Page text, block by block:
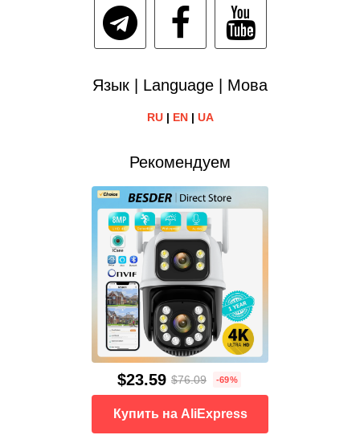
Язык | Language | Мова
RU| EN| UA
Рекомендуем
$23.59 $76.09 -69%
Купить на AliExpress